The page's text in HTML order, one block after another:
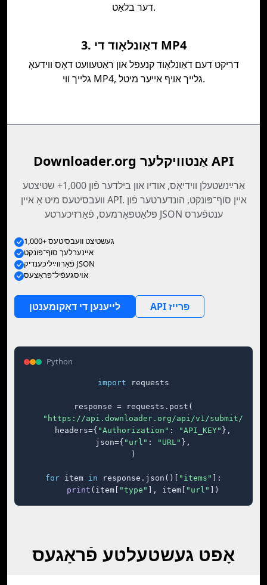
דער בלאַט.
3. דאַונלאָוד די MP4
דריקט דעם דאַונלאָוד קנעפּל און ראַטעוועט דאָס ווידעאָ
גלייך ווי MP4, גלייך אויף אייער מיטל.
Downloader.org אַנטוויקלער API
אַרײַנשטעלן װידיאָס, אודיו און בילדער פֿון 1,000+ שטיצטע
וועבסיטעס מיט אַ איין API. איין סוף־פּונקט, הונדערטער פֿון
פּלאַטפאָרמעס, פֿאַרזיכערטע JSON ענטפֿערס
1,000+ געשטיצט וועבסיטעס
אײנערלעך סוף־פּונקט
פֿאַרװײַליכענדיק JSON
אױסגעפֿיל־פּראָצעס
לייענען די דאָקומענטן API פּרייז
Python
import requests
response = requests.post(
"https://api.downloader.org/api/v1/submit/"
    headers={
"Authorization" : "API_KEY" },
    json={
"url" : "URL" },
)
for item in response.json()[ "items"
]:
print (item[ "type" ], item[ "url" ])
אָפט געשטעלטע פֿראַגעס